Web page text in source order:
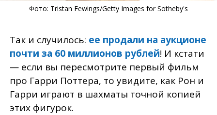
Фото: Tristan Fewings/Getty Images for Sotheby's
Так и случилось: ее продали на аукционе
почти за 60 миллионов рублей! И кстати
— если вы пересмотрите первый фильм
про Гарри Поттера, то увидите, как Рон и
Гарри играют в шахматы точной копией
этих фигурок.